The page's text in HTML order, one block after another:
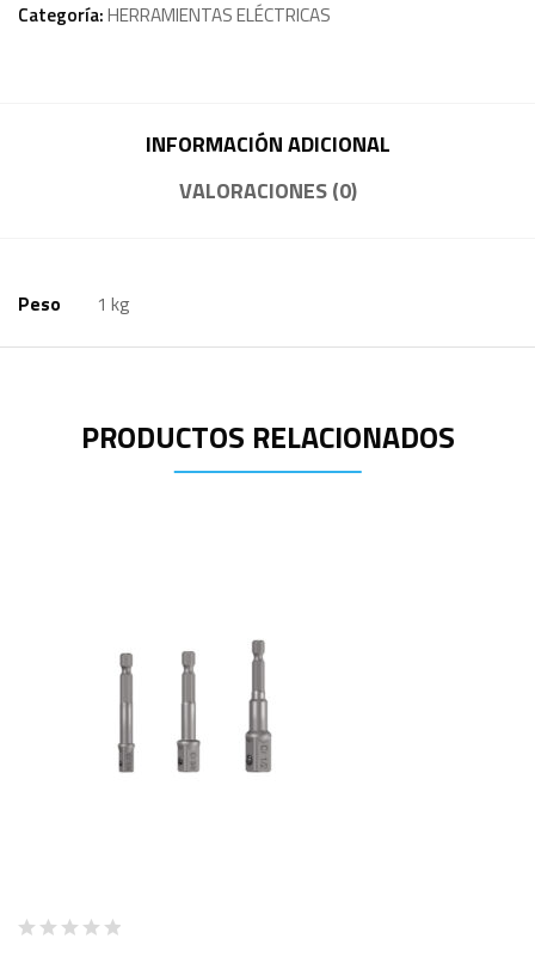
Categoría:HERRAMIENTAS ELÉCTRICAS
INFORMACIÓN ADICIONAL
VALORACIONES (0)
Peso 1 kg
PRODUCTOS RELACIONADOS